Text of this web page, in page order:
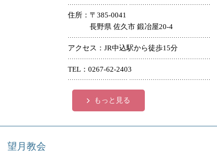
住所
〒385-0041
長野県 佐久市 鍛冶屋20-4
アクセス JR中込駅から徒歩15分
TEL 0267-62-2403
もっと見る
望月教会